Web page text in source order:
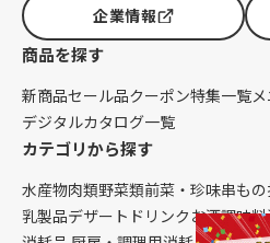
企業情報
商品を探す
新商品セール品クーポン特集一覧
デジタルカタログ一覧
カテゴリから探す
水産物肉類野菜類前菜・珍味串もの
乳製品デザート ドリンク お酒調味料